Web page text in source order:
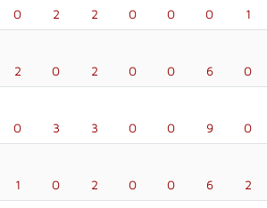
0 2 2 0 0 0 1
2 0 2 0 0 6 0
0 3 3 0 0 9 0
1 0 2 0 0 6 2